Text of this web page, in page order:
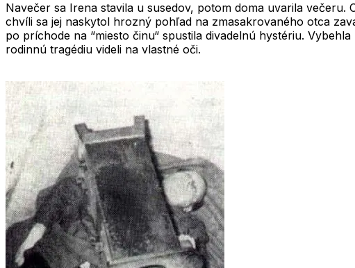
Navečer sa Irena stavila u susedov, potom doma uvarila
chvíli sa jej naskytol hrozný pohľad na zmasakrovaného otca
po príchode na “miesto činu“ spustila divadelnú hystériu.
rodinnú tragédiu videli na vlastné oči.